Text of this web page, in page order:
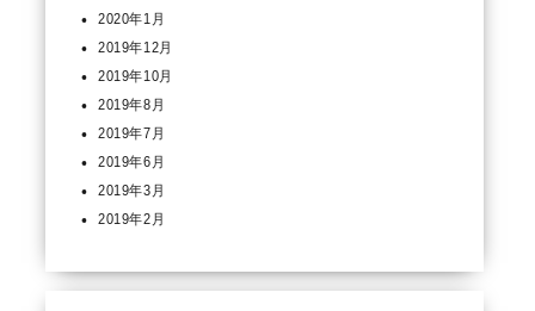
2020年1月
2019年12月
2019年10月
2019年8月
2019年7月
2019年6月
2019年3月
2019年2月